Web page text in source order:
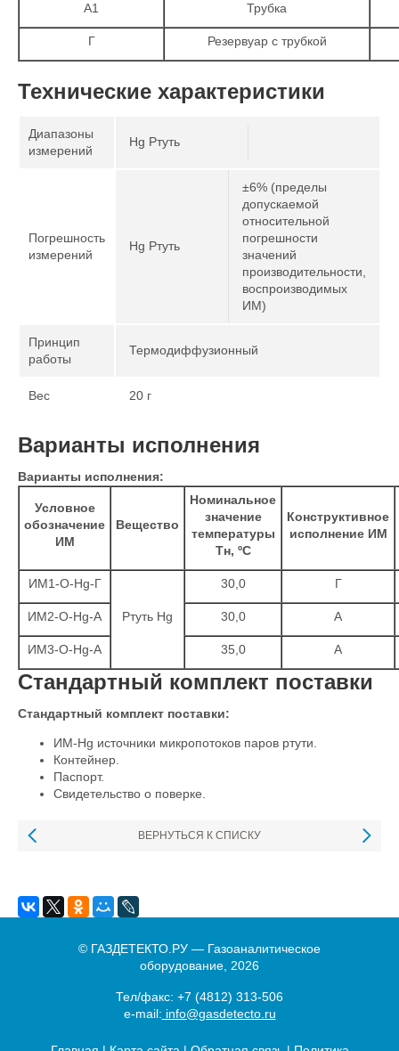
А1 Трубка
Г Резервуар с трубкой
Технические характеристики
Диапазоны
измерений
Hg Ртуть
Погрешность
измерений
Hg Ртуть
±6% (пределы
допускаемой
относительной
погрешности
значений
производительности,
воспроизводимых
ИМ)
Принцип
работы
Термодиффузионный
Вес 20 г
Варианты исполнения
Варианты исполнения:
Условное
обозначение
ИМ
Вещество
Номинальное
значение
температуры
Тн, ºС
Конструктивное
исполнение ИМ
ИМ1-О-Hg-Г
Ртуть Hg
30,0 Г
ИМ2-О-Hg-А 30,0 А
ИМ3-О-Hg-А 35,0 А
Стандартный комплект поставки
Стандартный комплект поставки:
ИМ-Hg источники микропотоков паров ртути.
Контейнер.
Паспорт.
Свидетельство о поверке.
ВЕРНУТЬСЯ К СПИСКУ
© ГАЗДЕТЕКТО.РУ — Газоаналитическое
оборудование, 2026
Тел/факс: +7 (4812) 313-506
e-mail: info@gasdetecto.ru